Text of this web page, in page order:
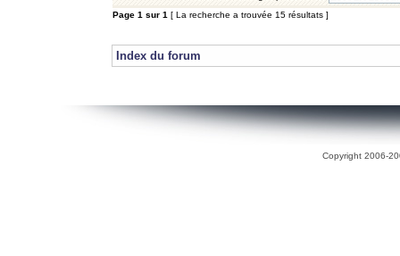
Page 1 sur 1 [ La recherche a trouvée 15 résultats ]
Index du forum
Copyright 2006-